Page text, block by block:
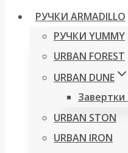
РУЧКИ ARMADILLO
РУЧКИ YUMMY
URBAN FOREST
URBAN DUNE
Завертки
URBAN STON
URBAN IRON